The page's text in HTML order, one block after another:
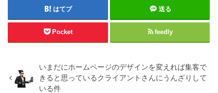
はてブ 送る
Pocket feedly
いまだにホームページのデザインを変えれば集客で
きると思っているクライアントさんにうんざりして
いる件